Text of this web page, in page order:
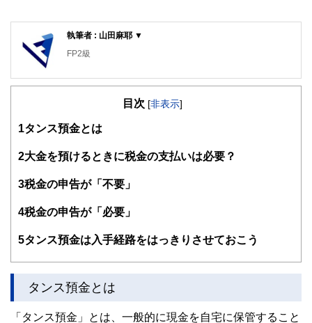
執筆者 : 山田麻耶 ▼
FP2級
目次 [非表示]
1 タンス預金とは
2大金を預けるときに税金の支払いは必要？
3税金の申告が「不要」
4税金の申告が「必要」
5タンス預金は入手経路をはっきりさせておこう
タンス預金とは
「タンス預金」とは、一般的に現金を自宅に保管すること